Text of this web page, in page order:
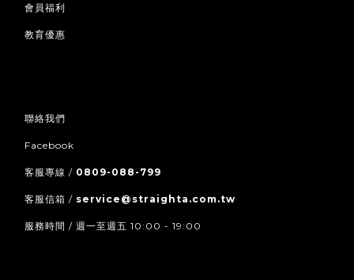
會員福利
教育優惠
聯絡我們
Facebook
客服專線 / 0809-088-799
客服信箱 / service@straighta.com.tw
服務時間 / 週一至週五 10:00 - 19:00